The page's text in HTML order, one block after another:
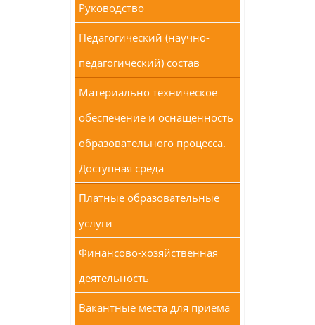
Руководство
Педагогический (научно-
педагогический) состав
Материально техническое
обеспечение и оснащенность
образовательного процесса.
Доступная среда
Платные образовательные
услуги
Финансово-хозяйственная
деятельность
Вакантные места для приёма